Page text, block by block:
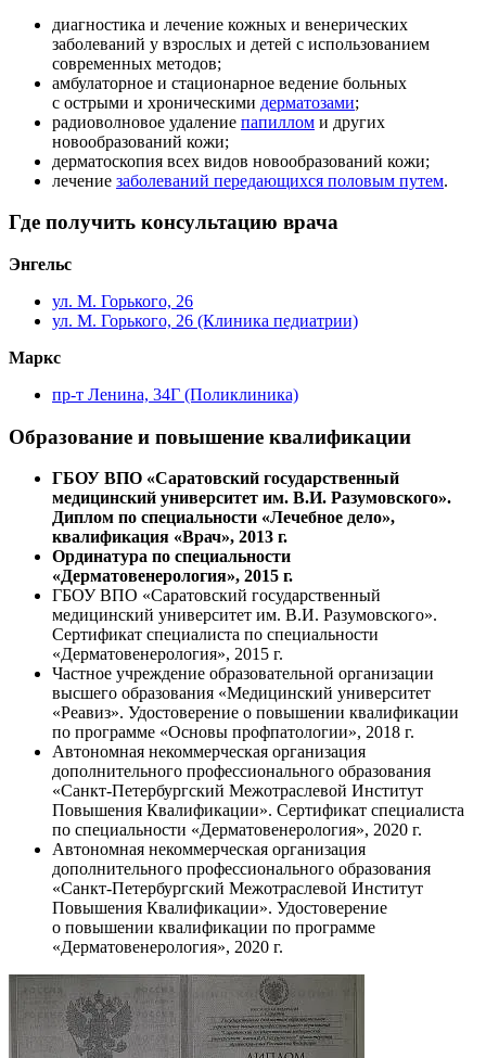
диагностика и лечение кожных и венерических
заболеваний у взрослых и детей с использованием
современных методов;
амбулаторное и стационарное ведение больных
с острыми и хроническими дерматозами;
радиоволновое удаление папиллом и других
новообразований кожи;
дерматоскопия всех видов новообразований кожи;
лечение заболеваний передающихся половым путем.
Где получить консультацию врача
Энгельс
ул. М. Горького, 26
ул. М. Горького, 26 (Клиника педиатрии)
Маркс
пр-т Ленина, 34Г (Поликлиника)
Образование и повышение квалификации
ГБОУ ВПО «Саратовский государственный
медицинский университет им. В.И. Разумовского».
Диплом по специальности «Лечебное дело»,
квалификация «Врач», 2013 г.
Ординатура по специальности
«Дерматовенерология», 2015 г.
ГБОУ ВПО «Саратовский государственный
медицинский университет им. В.И. Разумовского».
Сертификат специалиста по специальности
«Дерматовенерология», 2015 г.
Частное учреждение образовательной организации
высшего образования «Медицинский университет
«Реавиз». Удостоверение о повышении квалификации
по программе «Основы профпатологии», 2018 г.
Автономная некоммерческая организация
дополнительного профессионального образования
«Санкт-Петербургский Межотраслевой Институт
Повышения Квалификации». Сертификат специалиста
по специальности «Дерматовенерология», 2020 г.
Автономная некоммерческая организация
дополнительного профессионального образования
«Санкт-Петербургский Межотраслевой Институт
Повышения Квалификации». Удостоверение
о повышении квалификации по программе
«Дерматовенерология», 2020 г.